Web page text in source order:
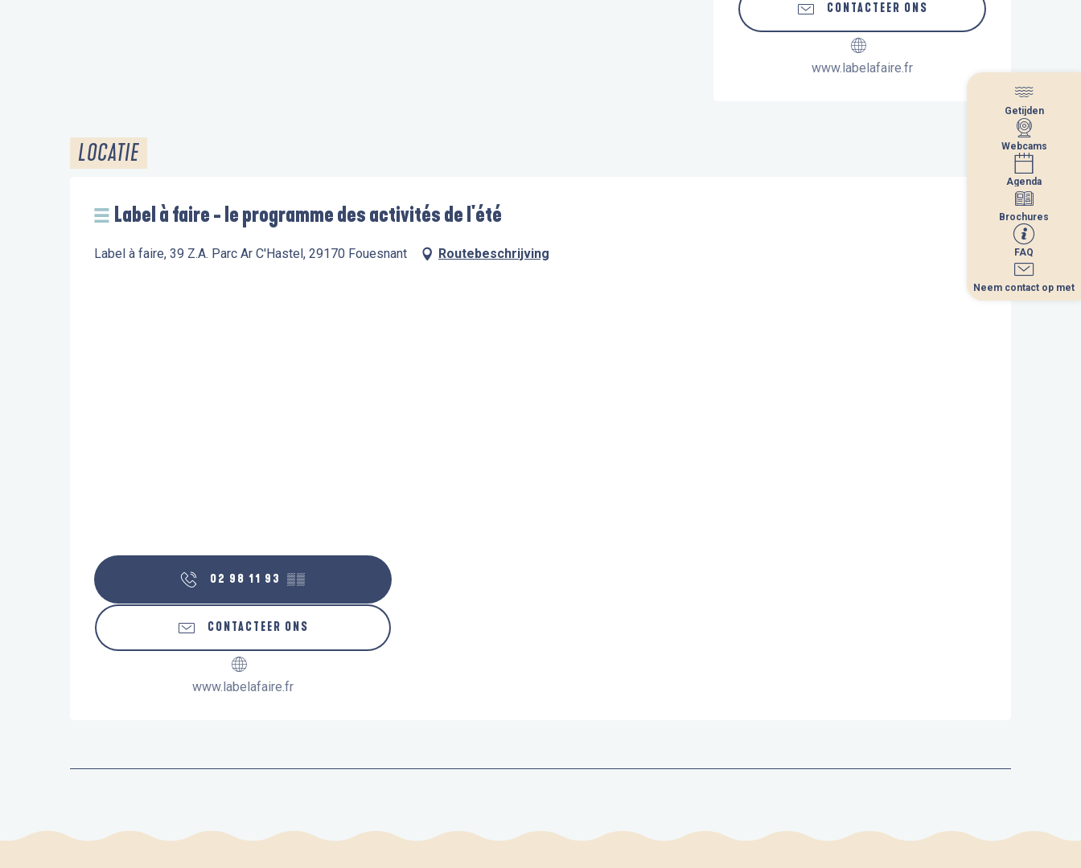
Getijden
Webcams
Agenda
Brochures
FAQ
Neem contact op met
CONTACTEER ONS
www.labelafaire.fr
LOCATIE
Label à faire - le programme des activités de l'été
Label à faire, 39 Z.A. Parc Ar C'Hastel, 29170 Fouesnant Routebeschrijving
02 98 11 93 ▒▒
CONTACTEER ONS
www.labelafaire.fr